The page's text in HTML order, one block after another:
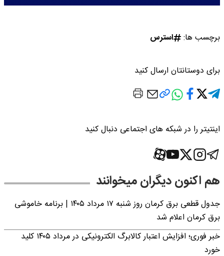
برچسب ها: استرس
برای دوستانتان ارسال کنید
اینتیتر را در شبکه های اجتماعی دنبال کنید
هم اکنون دیگران میخوانند
جدول قطعی برق کرمان روز شنبه ۱۷ مرداد ۱۴۰۵ | برنامه خاموشی
برق کرمان اعلام شد
خبر فوری؛ افزایش اعتبار کالابرگ الکترونیکی در مرداد ۱۴۰۵ کلید
خورد